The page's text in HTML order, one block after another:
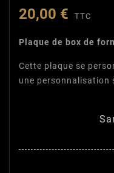
20,00 € TTC
Plaque de box de
Cette plaque se
une personnalisation